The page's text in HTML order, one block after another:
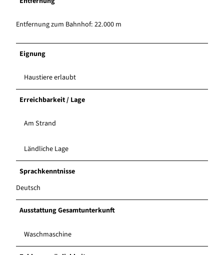
Entfernung zum Bahnhof: 22.000 m
Eignung
Haustiere erlaubt
Erreichbarkeit / Lage
Am Strand
Ländliche Lage
Sprachkenntnisse
Deutsch
Ausstattung Gesamtunterkunft
Waschmaschine